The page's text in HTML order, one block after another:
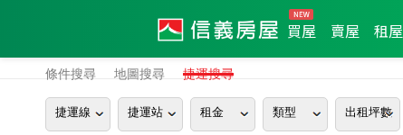
買屋 賣屋 租屋
條件搜尋 地圖搜尋 捷運搜尋
捷運線 捷運站 租金 類型 出租坪數